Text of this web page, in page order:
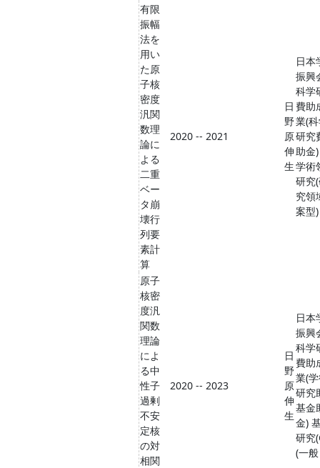
有限
振幅
法を
用い
た原
子核
密度
汎関
数理
論に
よる
二重
ベー
タ崩
壊行
列要
素計
算
2020 -- 2021
日
野
原
伸
生
日本
振興
科学
費助
業(
研究
助金
学術
研究
究領
案型)
原子
核密
度汎
関数
理論
によ
る中
性子
過剰
不安
定核
の対
相関
2020 -- 2023
日
野
原
伸
生
日本
振興
科学
費助
業(
研究
基金
金)
研究
(一